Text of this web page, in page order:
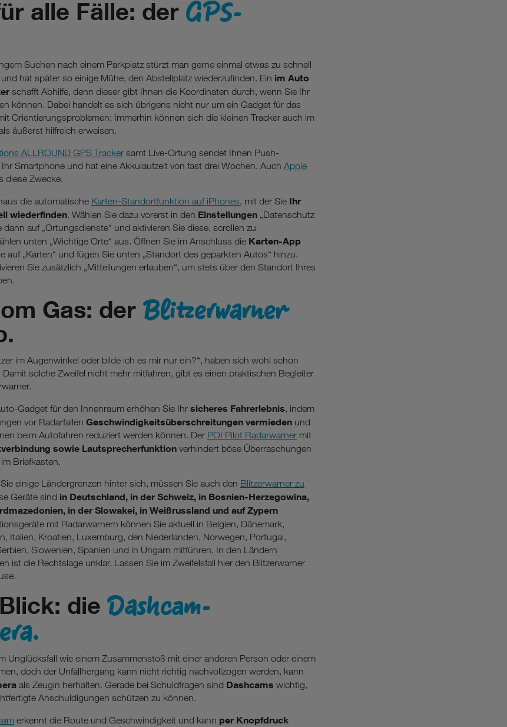
alle Fälle: der GPS-
Suchen nach einem Parkplatz stürzt man gerne einmal etwas zu schnell
hat später so einige Mühe, den Abstellplatz wiederzufinden. Ein im Auto
schafft Abhilfe, denn dieser gibt Ihnen die Koordinaten durch, wenn Sie Ihr
können. Dabei handelt es sich übrigens nicht nur um ein Gadget für das
Orientierungsproblemen: Immerhin können sich die kleinen Tracker auch im
äußerst hilfreich erweisen.
ALLROUND GPS Tracker samt Live-Ortung sendet Ihnen Push-
Smartphone und hat eine Akkulaufzeit von fast drei Wochen. Auch Apple
diese Zwecke.
die automatische Karten-Standortfunktion auf iPhones, mit der Sie Ihr
wiederfinden. Wählen Sie dazu vorerst in den Einstellungen „Datenschutz
dann auf „Ortungsdienste“ und aktivieren Sie diese, scrollen zu
unten „Wichtige Orte“ aus. Öffnen Sie im Anschluss die Karten-App
auf „Karten“ und fügen Sie unten „Standort des geparkten Autos“ hinzu.
Sie zusätzlich „Mitteilungen erlauben“, um stets über den Standort Ihres
Gas: der Blitzerwarner
im Augenwinkel oder bilde ich es mir nur ein?“, haben sich wohl schon
solche Zweifel nicht mehr mitfahren, gibt es einen praktischen Begleiter
Gadget für den Innenraum erhöhen Sie Ihr sicheres Fahrerlebnis, indem
vor Radarfallen Geschwindigkeitsüberschreitungen vermieden und
beim Autofahren reduziert werden können. Der POI Pilot Radarwarner mit
sowie Lautsprecherfunktion verhindert böse Überraschungen
Briefkasten.
einige Ländergrenzen hinter sich, müssen Sie auch den Blitzerwarner zu
Geräte sind in Deutschland, in der Schweiz, in Bosnien-Herzegowina,
in der Slowakei, in Weißrussland und auf Zypern
mit Radarwarnern können Sie aktuell in Belgien, Dänemark,
Italien, Kroatien, Luxemburg, den Niederlanden, Norwegen, Portugal,
Slowenien, Spanien und in Ungarn mitführen. In den Ländern
ist die Rechtslage unklar. Lassen Sie im Zweifelsfall hier den Blitzerwarner
die Dashcam-
Unglücksfall wie einem Zusammenstoß mit einer anderen Person oder einem
doch der Unfallhergang kann nicht richtig nachvollzogen werden, kann
als Zeugin herhalten. Gerade bei Schuldfragen sind Dashcams wichtig,
Anschuldigungen schützen zu können.
erkennt die Route und Geschwindigkeit und kann per Knopfdruck